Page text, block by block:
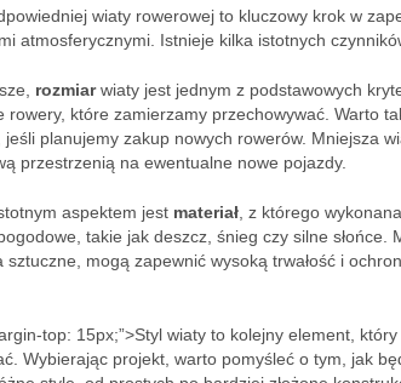
wiaty rowerowej to kluczowy krok w
atmosferycznymi. Istnieje kilka istotnych
rozmiarwiaty jest jednym z podstawowych
rowery, które zamierzamy przechowywać. Warto
jeśli planujemy zakup nowych rowerów. Mniejsza
przestrzenią na ewentualne nowe pojazdy.
aspektem jest materiał , z którego
takie jak deszcz, śnieg czy silne
sztuczne, mogą zapewnić wysoką trwałość i
top: 15px;”>Styl wiaty to kolejny element,
Wybierając projekt, warto pomyśleć o tym, jak